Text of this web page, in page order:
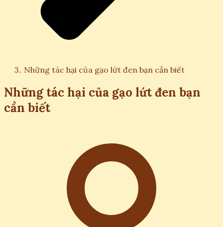
Những tác hại của gạo lứt đen bạn cần biết
Những tác hại của gạo lứt đen bạn
cần biết